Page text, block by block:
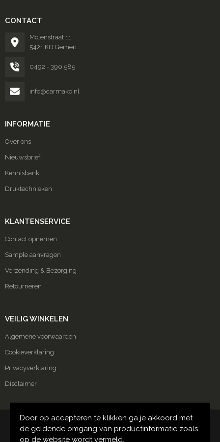
CONTACT
Molenstraat 11
5421 KD Gemert
0492 - 390 585
info@carmako.nl
INFORMATIE
Over ons
Nieuwsbrief
Kennisbank
Druktechnieken
KLANTENSERVICE
Contact opnemen
Sample aanvragen
Verzending & Bezorging
Retourneren
VEILIG WINKELEN
Algemene voorwaarden
Cookieverklaring
Privacyverklaring
Disclaimer
© Copyright Carmako 2024
Door op accepteren te klikken ga je akkoord met
de geldende omgang van productinformatie zoals
op de website wordt vermeld.